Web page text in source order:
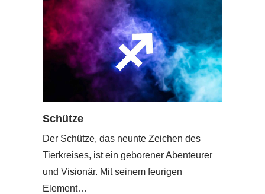
Schütze
Der Schütze, das neunte Zeichen des
Tierkreises, ist ein geborener Abenteurer
und Visionär. Mit seinem feurigen
Element…